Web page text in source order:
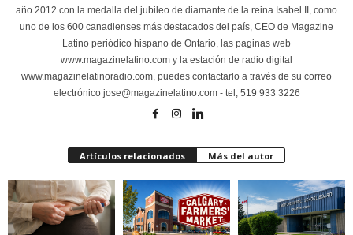
año 2012 con la medalla del jubileo de diamante de la reina Isabel II, como
uno de los 600 canadienses más destacados del país, CEO de Magazine
Latino periódico hispano de Ontario, las paginas web
www.magazinelatino.com y la estación de radio digital
www.magazinelatinoradio.com, puedes contactarlo a través de su correo
electrónico jose@magazinelatino.com - tel; 519 933 3226
Artículos relacionados Más del autor